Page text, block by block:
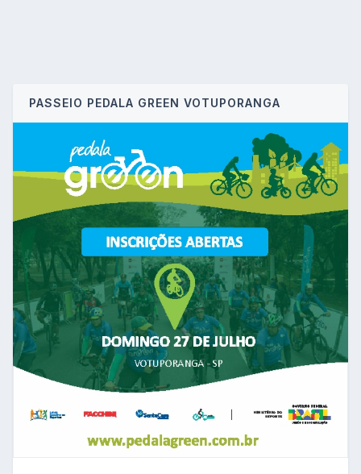
PASSEIO PEDALA GREEN VOTUPORANGA